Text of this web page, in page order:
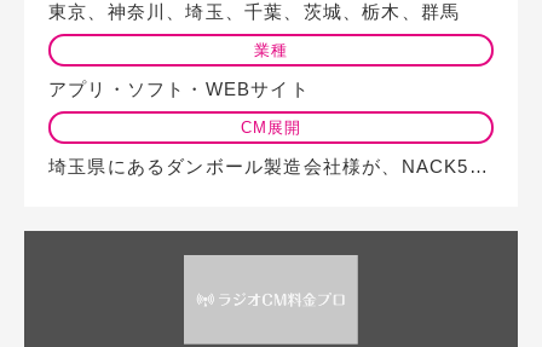
東京、神奈川、埼玉、千葉、茨城、栃木、群馬
業種
アプリ・ソフト・WEBサイト
CM展開
埼玉県にあるダンボール製造会社様が、NACK5を中心としたラジオCMやテレビ…